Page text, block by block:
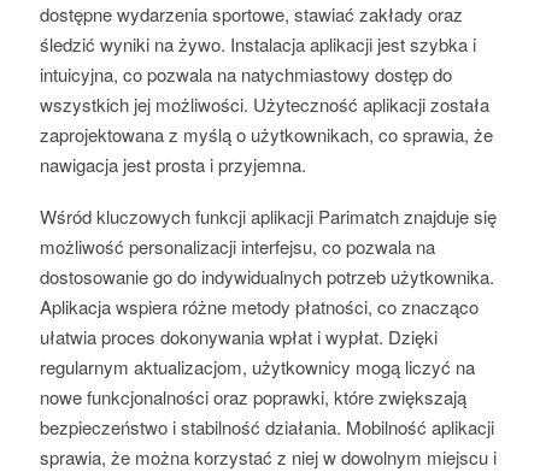
dostępne wydarzenia sportowe, stawiać zakłady oraz
śledzić wyniki na żywo. Instalacja aplikacji jest szybka i
intuicyjna, co pozwala na natychmiastowy dostęp do
wszystkich jej możliwości. Użyteczność aplikacji została
zaprojektowana z myślą o użytkownikach, co sprawia, że
nawigacja jest prosta i przyjemna.
Wśród kluczowych funkcji aplikacji Parimatch znajduje się
możliwość personalizacji interfejsu, co pozwala na
dostosowanie go do indywidualnych potrzeb użytkownika.
Aplikacja wspiera różne metody płatności, co znacząco
ułatwia proces dokonywania wpłat i wypłat. Dzięki
regularnym aktualizacjom, użytkownicy mogą liczyć na
nowe funkcjonalności oraz poprawki, które zwiększają
bezpieczeństwo i stabilność działania. Mobilność aplikacji
sprawia, że można korzystać z niej w dowolnym miejscu i